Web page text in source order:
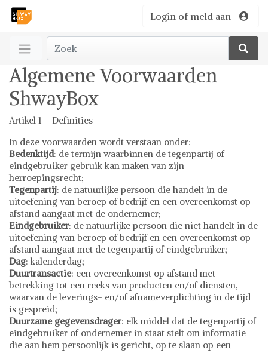
Login of meld aan
Algemene Voorwaarden
ShwayBox
Artikel 1 – Definities
In deze voorwaarden wordt verstaan onder:
Bedenktijd: de termijn waarbinnen de tegenpartij of
eindgebruiker gebruik kan maken van zijn
herroepingsrecht;
Tegenpartij: de natuurlijke persoon die handelt in de
uitoefening van beroep of bedrijf en een overeenkomst op
afstand aangaat met de ondernemer;
Eindgebruiker: de natuurlijke persoon die niet handelt in de
uitoefening van beroep of bedrijf en een overeenkomst op
afstand aangaat met de tegenpartij of eindgebruiker;
Dag: kalenderdag;
Duurtransactie: een overeenkomst op afstand met
betrekking tot een reeks van producten en/of diensten,
waarvan de leverings- en/of afnameverplichting in de tijd
is gespreid;
Duurzame gegevensdrager: elk middel dat de tegenpartij of
eindgebruiker of ondernemer in staat stelt om informatie
die aan hem persoonlijk is gericht, op te slaan op een